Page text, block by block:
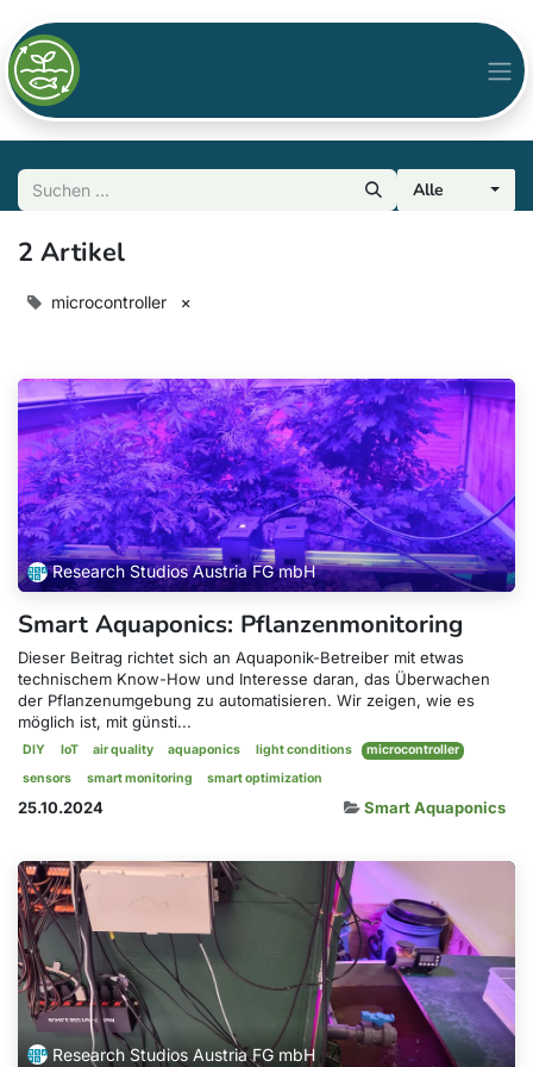
Alle
2 Artikel
microcontroller ×
Research Studios Austria FG mbH
Smart Aquaponics: Pflanzenmonitoring
Dieser Beitrag richtet sich an Aquaponik-Betreiber mit etwas
technischem Know-How und Interesse daran, das Überwachen
der Pflanzenumgebung zu automatisieren. Wir zeigen, wie es
möglich ist, mit günsti...
DIY IoT air quality aquaponics light conditions
microcontroller
sensors
smart monitoring smart optimization
25.10.2024 Smart Aquaponics
Research Studios Austria FG mbH